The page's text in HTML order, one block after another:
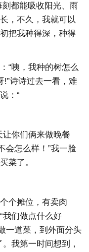
都能吸收阳光、雨
，不久，我就可以
把我种得深，种得
“咦，我种的树怎么
!”诗诗过去一看，难
：“
让你们俩来做晚餐
会怎么样！”我一脸
菜了。
个摊位，有卖肉
我们做点什么好
一道菜，到外面分头
我第一时间想到，